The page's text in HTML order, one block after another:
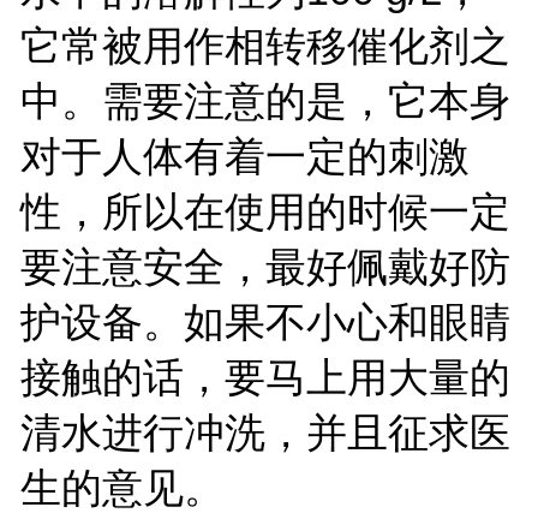
它常被用作相转移催化剂之
中。需要注意的是，它本身
对于人体有着一定的刺激
性，所以在使用的时候一定
要注意安全，最好佩戴好防
护设备。如果不小心和眼睛
接触的话，要马上用大量的
清水进行冲洗，并且征求医
生的意见。